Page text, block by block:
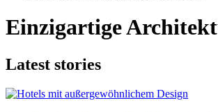
Einzigartige
Latest stories